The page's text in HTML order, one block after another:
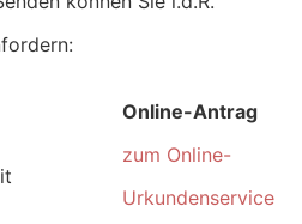
Online-Antrag
zum Online-
Urkundenservice